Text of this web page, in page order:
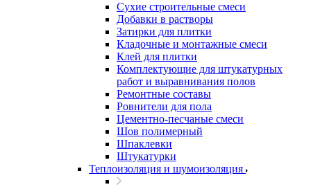
Сухие строительные смеси
Добавки в растворы
Затирки для плитки
Кладочные и монтажные смеси
Клей для плитки
Комплектующие для штукатурных
работ и выравнивания полов
Ремонтные составы
Ровнители для пола
Цементно-песчаные смеси
Шов полимерный
Шпаклевки
Штукатурки
Теплоизоляция и шумоизоляция